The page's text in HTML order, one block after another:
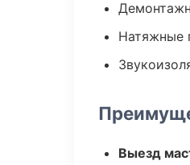
Натяжные
Выезд